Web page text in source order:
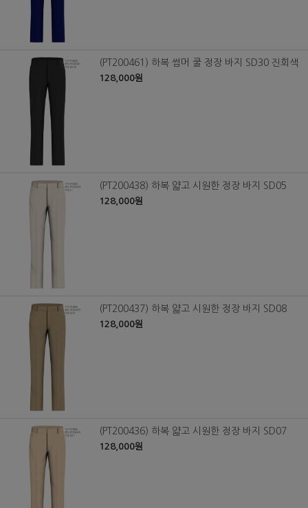
(PT200461) 하복 썸머 쿨 정장 바지 SD30 진회색
128,000원
(PT200438) 하복 얇고 시원한 정장 바지 SD05
128,000원
(PT200437) 하복 얇고 시원한 정장 바지 SD08
128,000원
(PT200436) 하복 얇고 시원한 정장 바지 SD07
128,000원